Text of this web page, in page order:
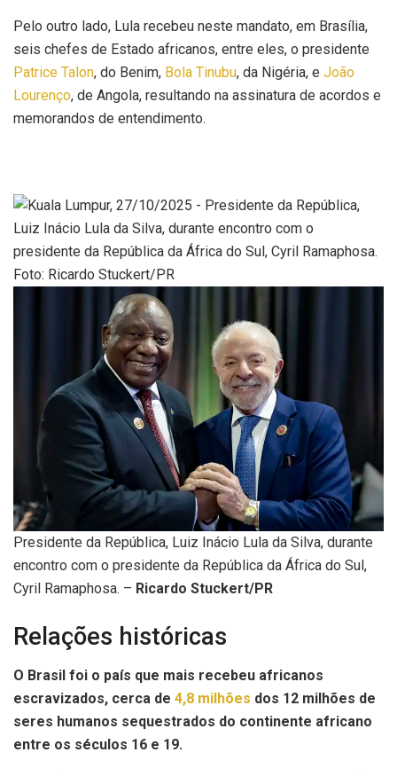
Pelo outro lado, Lula recebeu neste mandato, em Brasília,
seis chefes de Estado africanos, entre eles, o presidente
Patrice Talon, do Benim, Bola Tinubu, da Nigéria, e João
Lourenço, de Angola, resultando na assinatura de acordos e
memorandos de entendimento.
Presidente da República, Luiz Inácio Lula da Silva, durante
encontro com o presidente da República da África do Sul,
Cyril Ramaphosa. – Ricardo Stuckert/PR
Relações históricas
O Brasil foi o país que mais recebeu africanos
escravizados, cerca de 4,8 milhões dos 12 milhões de
seres humanos sequestrados do continente africano
entre os séculos 16 e 19.